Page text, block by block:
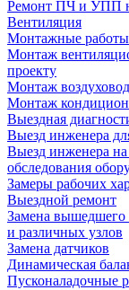
Ремонт ПЧ и УПП
Вентиляция
Монтажные работы
Монтаж
проекту
Монтаж
Монтаж
Выездная
Выезд инженера
Выезд инженера на
обследования
Замеры рабочих
Выездной ремонт
Замена вышедшего
и различных узлов
Замена датчиков
Динамическая
Пусконаладочные